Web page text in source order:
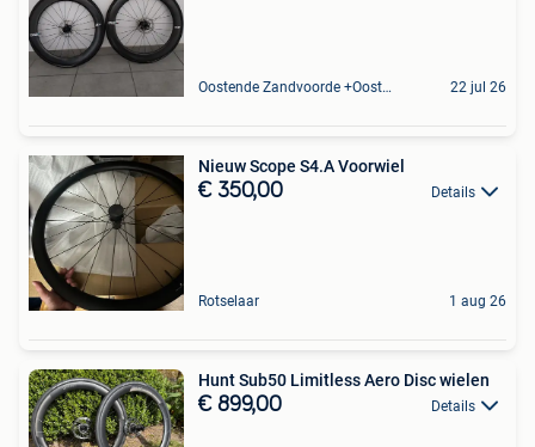
Oostende Zandvoorde +Oostende 22 jul 26
Nieuw Scope S4.A Voorwiel
€ 350,00 Details
Rotselaar 1 aug 26
Hunt Sub50 Limitless Aero Disc wielen
€ 899,00 Details